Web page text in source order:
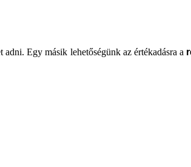
Egy másik lehetőségünk az értékadásra a